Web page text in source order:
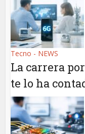
Tecno - NEWS
La carrera
te lo ha